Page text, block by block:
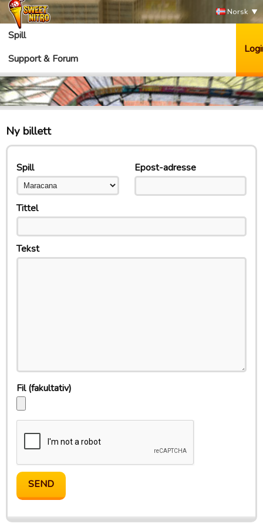
Norsk
Spill
Support & Forum
Ny billett
Epost-adresse
Spill
Tittel
Tekst
Fil(fakultativ)